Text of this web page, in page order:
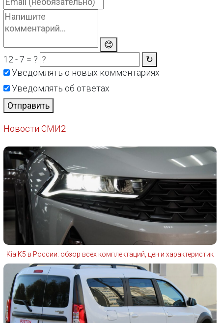
😊
12 - 7 = ?
↻
Уведомлять о новых комментариях
Уведомлять об ответах
Отправить
Новости СМИ2
Kia K5 в России: обзор всех комплектаций, цен и характеристик